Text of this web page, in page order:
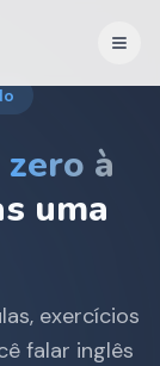
zero à
uma
exercícios
falar inglês